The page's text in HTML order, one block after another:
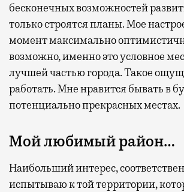
бесконечных возможностей
только строятся планы. Мое
момент максимально
возможно, именно это условное
лучшей частью города. Такое
работать. Мне нравится бывать в
потенциально прекрасных местах.
Мой любимый район…
Наибольший интерес,
испытываю к той территории,